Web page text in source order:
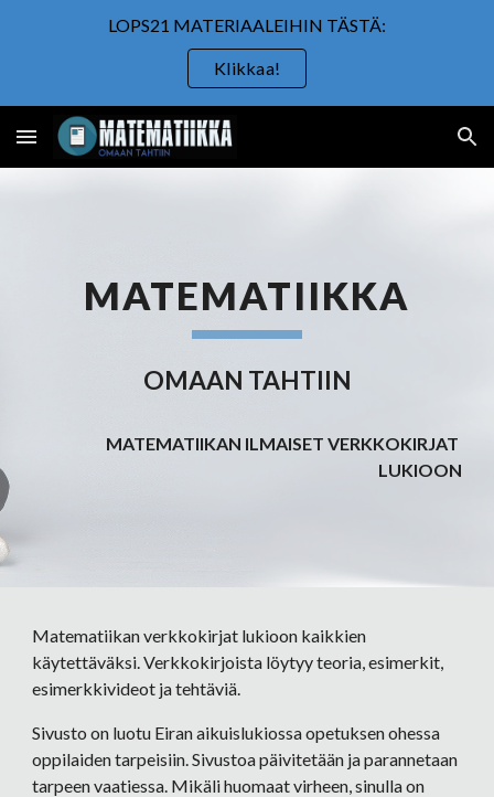
LOPS21 MATERIAALEIHIN TÄSTÄ:
Klikkaa!
MATEMATIIKKA
OMAAN TAHTIIN
MATEMATIIKAN ILMAISET VERKKOKIRJAT
LUKIOON
Matematiikan verkkokirjat lukioon kaikkien
käytettäväksi. Verkkokirjoista löytyy teoria, esimerkit,
esimerkkivideot ja tehtäviä.
Sivusto on luotu Eiran aikuislukiossa opetuksen ohessa
oppilaiden tarpeisiin. Sivustoa päivitetään ja parannetaan
tarpeen vaatiessa. Mikäli huomaat virheen, sinulla on